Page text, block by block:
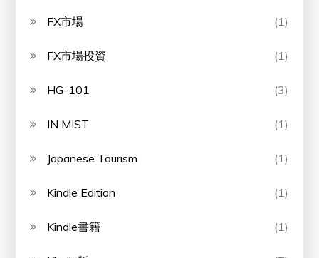
FX市場 (1)
FX市場投資 (1)
HG-101 (3)
IN MIST (1)
Japanese Tourism (1)
Kindle Edition (1)
Kindle書籍 (1)